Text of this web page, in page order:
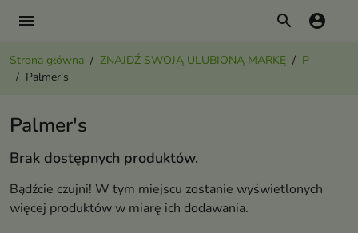
menu search account_circle
Strona główna ZNAJDŹ SWOJĄ ULUBIONĄ MARKĘ
P
Palmer's
Palmer's
Brak dostępnych produktów.
Bądźcie czujni! W tym miejscu zostanie wyświetlonych
więcej produktów w miarę ich dodawania.